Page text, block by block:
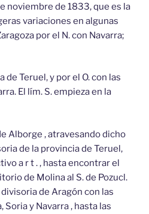
noviembre de 1833, que es la
variaciones en algunas
por el N. con Navarra;
de Teruel, y por el O. con las
El lím. S. empieza en la
Alborge , atravesando dicho
de la provincia de Teruel,
a r t . , hasta encontrar el
de Molina al S. de Pozucl.
de Aragón con las
Soria y Navarra , hasta las